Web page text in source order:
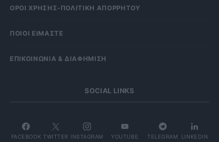
OΡΟΙ ΧΡΗΣΗΣ-ΠΟΛΙΤΙΚΗ ΑΠΟΡΡΗΤΟΥ
ΠΟΙΟΙ ΕΙΜΑΣΤΕ
ΕΠΙΚΟΙΝΩΝΙΑ & ΔΙΑΦΗΜΙΣΗ
SOCIAL LINKS
FACEBOOK TWITTER INSTAGRAM YOUTUBE TELEGRAM LINKEDIN